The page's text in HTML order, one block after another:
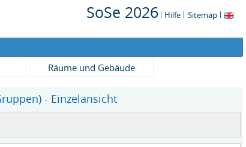
SoSe 2026 Hilfe Sitemap
Räume und Gebäude
- Einzelansicht